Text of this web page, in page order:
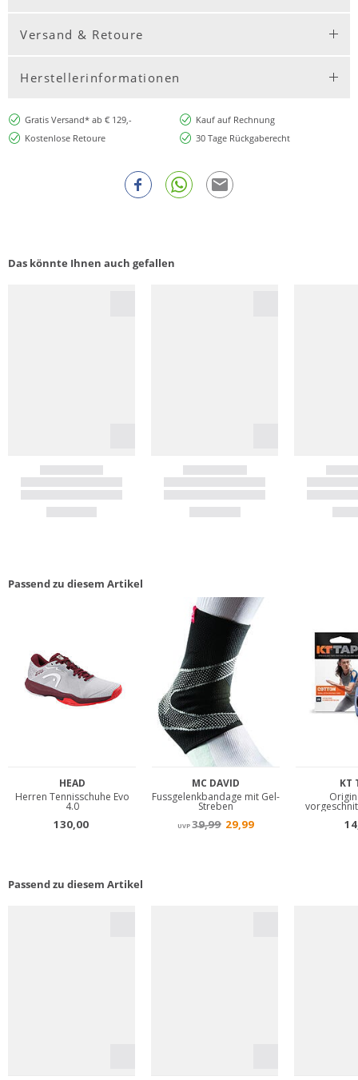
Versand & Retoure
Herstellerinformationen
Gratis Versand* ab € 129,-
Kauf auf Rechnung
Kostenlose Retoure
30 Tage Rückgaberecht
Das könnte Ihnen auch gefallen
Passend zu diesem Artikel
Passend zu diesem Artikel